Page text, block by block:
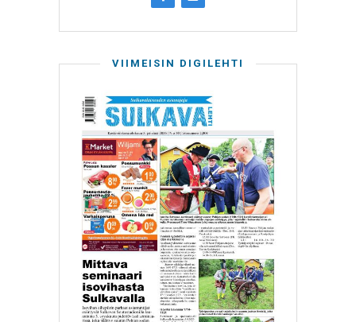
VIIMEISIN DIGILEHTI